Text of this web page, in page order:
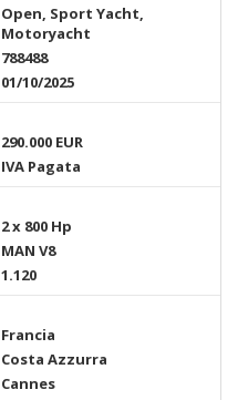
Open, Sport Yacht,
Motoryacht
788488
01/10/2025
290.000 EUR
IVA Pagata
2 x 800 Hp
MAN V8
1.120
Francia
Costa Azzurra
Cannes